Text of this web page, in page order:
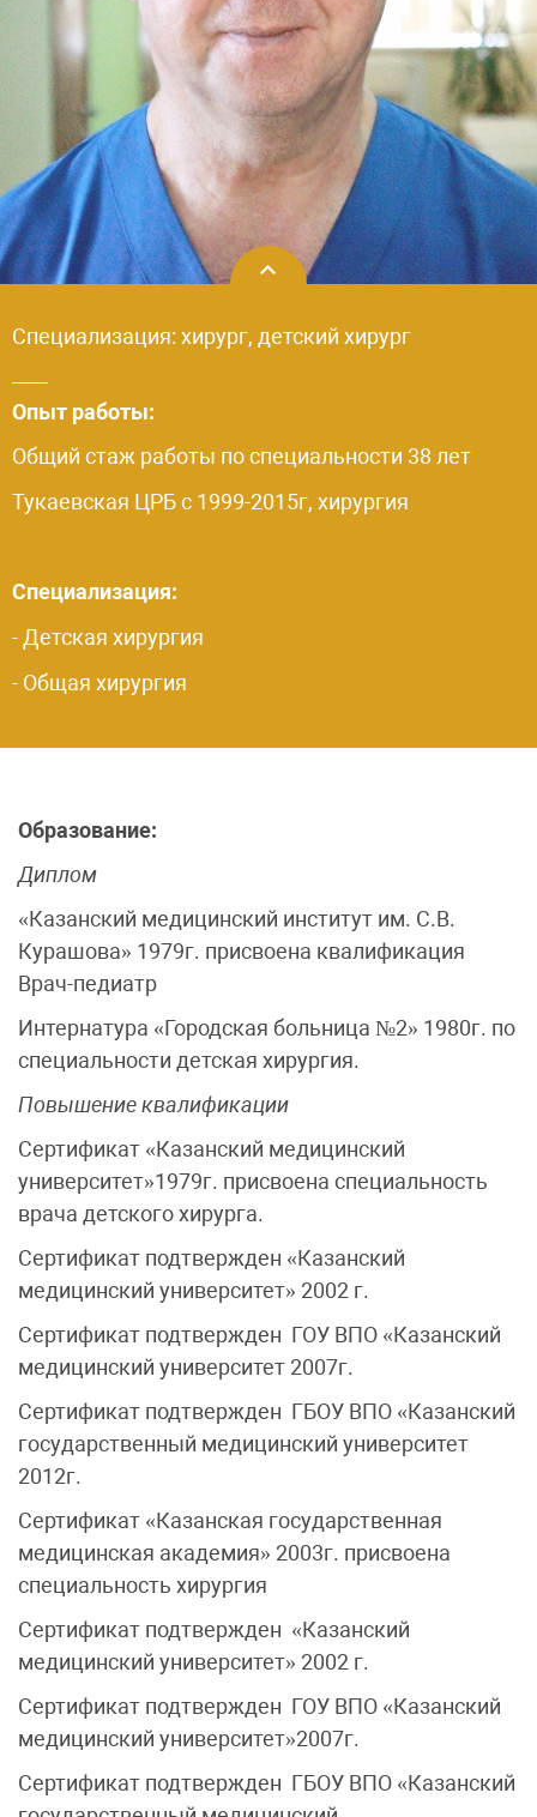
Специализация: хирург, детский хирург
Опыт работы:
Общий стаж работы по специальности 38 лет
Тукаевская ЦРБ с 1999-2015г, хирургия
Специализация:
- Детская хирургия
- Общая хирургия
Образование:
Диплом
«Казанский медицинский институт им. С.В.
Курашова» 1979г. присвоена квалификация
Врач-педиатр
Интернатура «Городская больница №2» 1980г. по
специальности детская хирургия.
Повышение квалификации
Сертификат «Казанский медицинский
университет»1979г. присвоена специальность
врача детского хирурга.
Сертификат подтвержден «Казанский
медицинский университет» 2002 г.
Сертификат подтвержден ГОУ ВПО «Казанский
медицинский университет 2007г.
Сертификат подтвержден ГБОУ ВПО «Казанский
государственный медицинский университет
2012г.
Сертификат «Казанская государственная
медицинская академия» 2003г. присвоена
специальность хирургия
Сертификат подтвержден «Казанский
медицинский университет» 2002 г.
Сертификат подтвержден ГОУ ВПО «Казанский
медицинский университет»2007г.
Сертификат подтвержден ГБОУ ВПО «Казанский